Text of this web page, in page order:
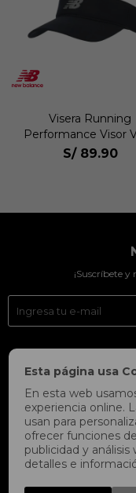
Esta página usa
En esta web
experiencia online.
usan para
ofrecer funciones
publicidad y
detalles e
Visera Running
Performance Visor
Unisex
S/ 89.90
¡Suscríbete y